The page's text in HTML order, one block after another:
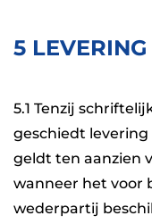
5
5.1 Tenzij
geschiedt levering
geldt ten aanzien
wanneer het voor
wederpartij